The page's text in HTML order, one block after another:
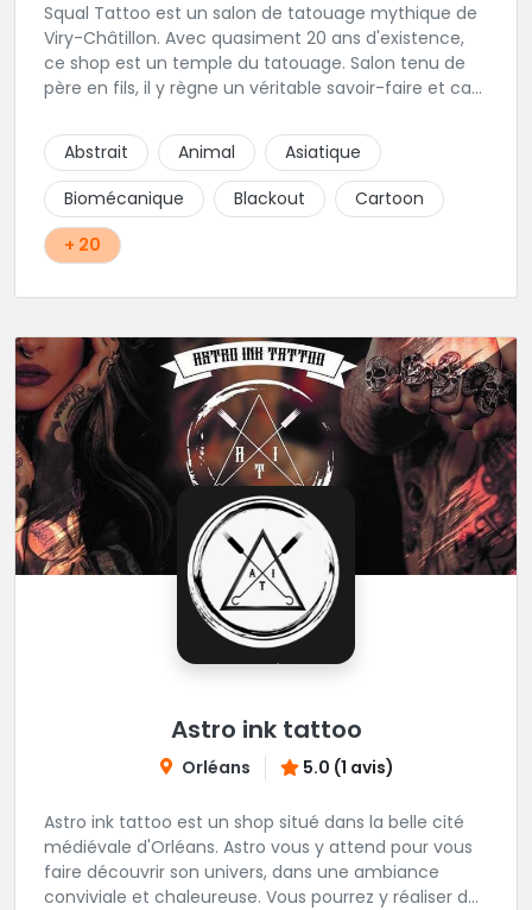
Squal Tattoo est un salon de tatouage mythique de
Viry-Châtillon. Avec quasiment 20 ans d'existence,
ce shop est un temple du tatouage. Salon tenu de
père en fils, il y règne un véritable savoir-faire et ca
réalisés par les tatoueurs du shop. N'hésitez-plus,
Squal Tattoo est un véritable institution du tatouage
!!
Abstrait Animal
Asiatique
Biomécanique
Blackout
Cartoon
+ 20
Astro ink tattoo
Orléans 5.0 (1 avis)
Astro ink tattoo est un shop situé dans la belle cité
médiévale d'Orléans. Astro vous y attend pour vous
faire découvrir son univers, dans une ambiance
conviviale et chaleureuse. Vous pourrez y réaliser des